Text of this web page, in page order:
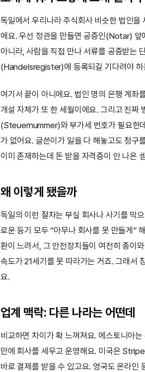
독일에서 우리나라 주식회사 비슷한 법인
에요. 우선 정관을 만들면 공증인(Notar) 앞
아니라, 사람을 직접 만나 서류를 공증받는
(Handelsregister)에 등록되길 기다려야 하
여기서 끝이 아니에요. 법인 명의 은행 계좌
개설 자체가 또 한 세월이에요. 그리고 진짜
(Steuernummer)와 부가세 번호가 필요한
가 없어요. 글쓴이가 일을 다 해놓고도 청구
이미 존재하는데 돈 받을 자격증이 안 나온
왜 이렇게 됐을까
독일의 이런 절차는 부실 회사나 사기를 막
로운 등기 모두 “아무나 회사를 못 만들게”
환이 느려서, 그 안전장치들이 여전히 종이
속도가 21세기를 못 따라가는 거죠. 그래서
요.
업계 맥락: 다른 나라는 어떤데
비교하면 차이가 확 느껴져요. 에스토니아
만에 회사를 세우고 운영해요. 미국은
바로 결제를 받을 수 있고요. 영국도 온라인